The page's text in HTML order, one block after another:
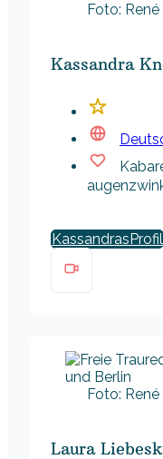
Foto:
Kassandra
Kassandras
Foto:
Laura